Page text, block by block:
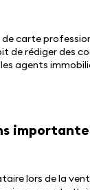
carte
de rédiger des
agents
lors de la